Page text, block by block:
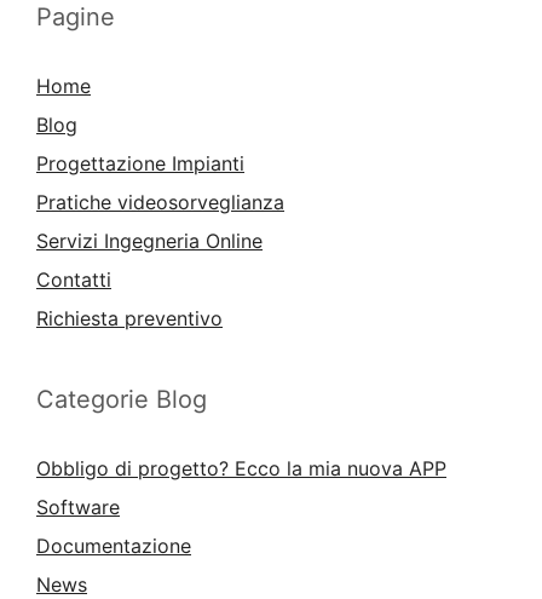
Pagine
Home
Blog
Progettazione Impianti
Pratiche videosorveglianza
Servizi Ingegneria Online
Contatti
Richiesta preventivo
Categorie Blog
Obbligo di progetto? Ecco la mia nuova APP
Software
Documentazione
News